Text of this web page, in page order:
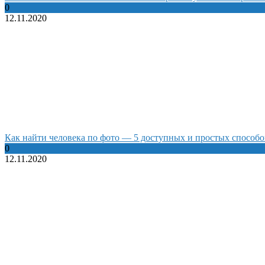
0
12.11.2020
Как найти человека по фото — 5 доступных и простых
0
12.11.2020